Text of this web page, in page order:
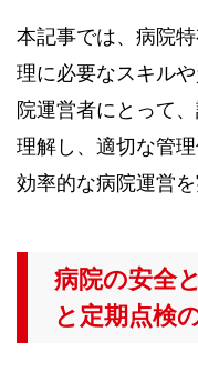
本記事では、病院
理に必要なスキル
院運営者にとって
理解し、適切な管
効率的な病院運営
病院の安全
と定期点検